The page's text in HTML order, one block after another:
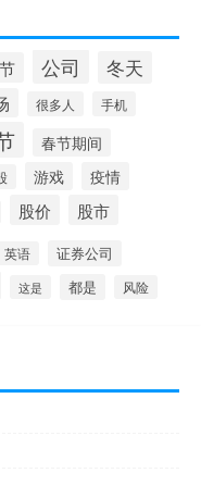
公司 冬天
很多人 手机
春节期间
游戏 疫情
股价 股市
英语 证券公司
这是 都是 风险